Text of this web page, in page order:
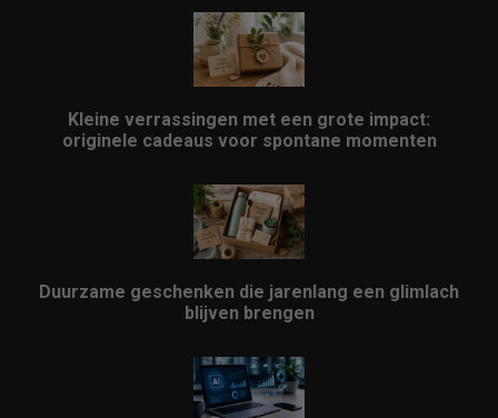
Kleine verrassingen met een grote impact:
originele cadeaus voor spontane momenten
Duurzame geschenken die jarenlang een glimlach
blijven brengen